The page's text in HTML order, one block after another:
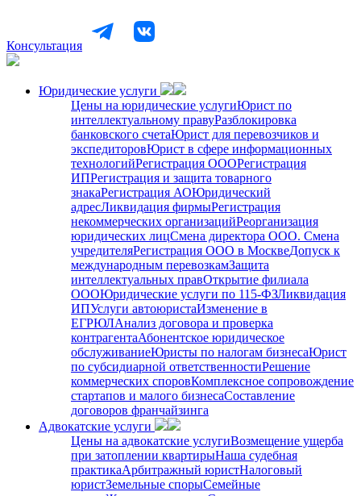
Консультация
Юридические услуги
Цены на юридические услугиЮрист по
интеллектуальному правуРазблокировка
банковского счетаЮрист для перевозчиков и
экспедиторовЮрист в сфере информационных
технологийРегистрация ОООРегистрация
ИПРегистрация и защита товарного
знакаРегистрация АОЮридический
адресЛиквидация фирмыРегистрация
некоммерческих организацийРеорганизация
юридических лицСмена директора ООО. Смена
учредителяРегистрация ООО в МосквеДопуск к
международным перевозкамЗащита
интеллектуальных правОткрытие филиала
ОООЮридические услуги по 115-ФЗЛиквидация
ИПУслуги автоюристаИзменение в
ЕГРЮЛАнализ договора и проверка
контрагентаАбонентское юридическое
обслуживаниеЮристы по налогам бизнесаЮрист
по субсидиарной ответственностиРешение
коммерческих споровКомплексное сопровождение
стартапов и малого бизнесаСоставление
договоров франчайзинга
Адвокатские услуги
Цены на адвокатские услугиВозмещение ущерба
при затоплении квартирыНаша судебная
практикаАрбитражный юристНалоговый
юристЗемельные спорыСемейные